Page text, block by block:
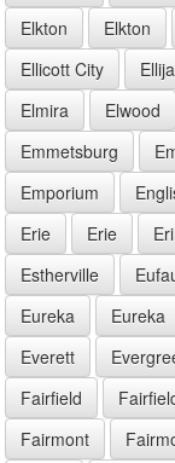
Elkton
Elkton
Ellicott City
Elmira
Elwood
Emmetsburg
Emporium
Erie
Erie
Estherville
Eureka
Eureka
Everett
Fairfield
Fairmont